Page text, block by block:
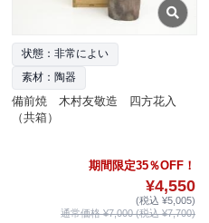
状態：非常によい
素材：陶器
備前焼 木村友敬造 四方花入
（共箱）
期間限定35％OFF！
¥4,550
(税込 ¥5,005)
通常価格 ¥7,000 (税込 ¥7,700)